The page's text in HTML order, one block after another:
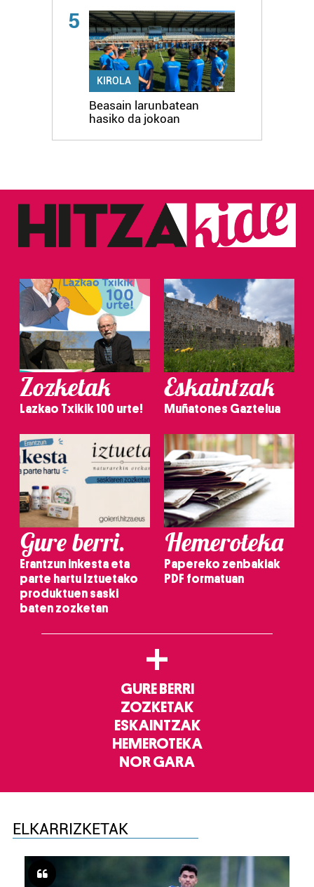
5
KIROLA
Beasain larunbatean
hasiko da jokoan
Zozketak
Lazkao Txikik 100 urte!
Eskaintzak
Muñatones Gaztelua
Gure berri.
Erantzun inkesta eta
parte hartu Iztuetako
produktuen saski
baten zozketan
Hemeroteka
Papereko zenbakiak
PDF formatuan
+
GURE BERRI
ZOZKETAK
ESKAINTZAK
HEMEROTEKA
NOR GARA
ELKARRIZKETAK